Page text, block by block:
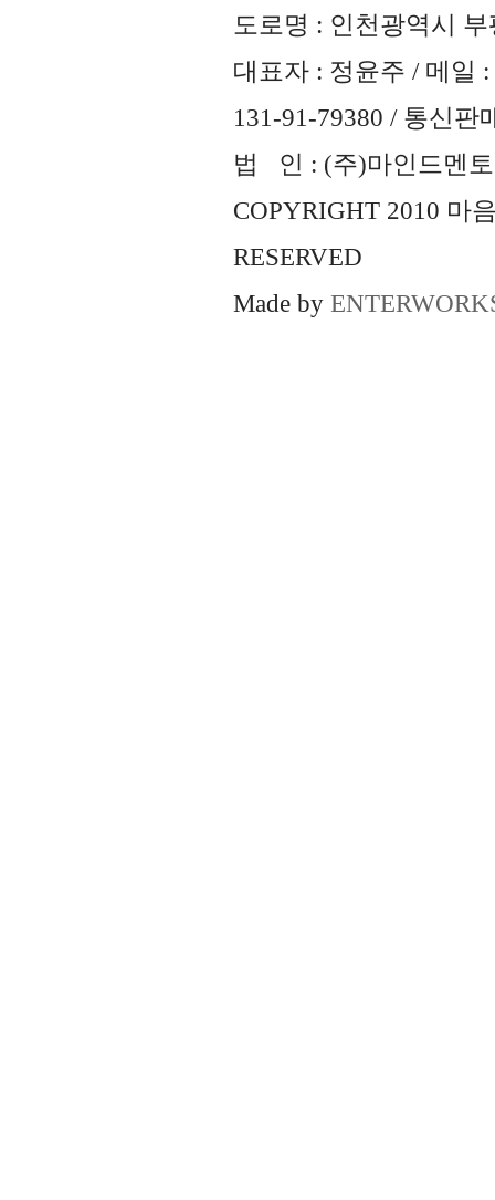
도로명 : 인천광역시
대표자 : 정윤주 / 메일 :
131-91-79380 / 통신판
법 인 : (주)마인드멘토
COPYRIGHT 2010 마
RESERVED
Made by